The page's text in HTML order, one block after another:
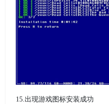
15.出现游戏图标安装成功